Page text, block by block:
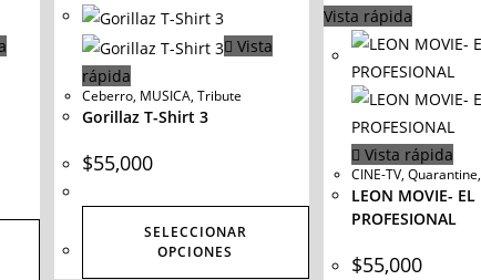
Vista
rápida
Ceberro, MUSICA, Tribute
Gorillaz T-Shirt 3
$55,000
SELECCIONAR
OPCIONES
Vista rápida
Vista rápida
CINE-TV, Quarantine,
LEON MOVIE- EL
PROFESIONAL
$55,000